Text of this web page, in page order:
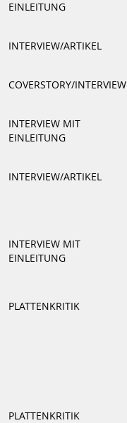
EINLEITUNG
INTERVIEW/ARTIKEL
COVERSTORY/INTERVIEW
INTERVIEW MIT
EINLEITUNG
INTERVIEW/ARTIKEL
INTERVIEW MIT
EINLEITUNG
PLATTENKRITIK
PLATTENKRITIK